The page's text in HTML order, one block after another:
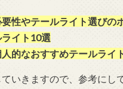
性やテールライト選びの
イト10選
的なおすすめテールライ
いきますので、参考にし